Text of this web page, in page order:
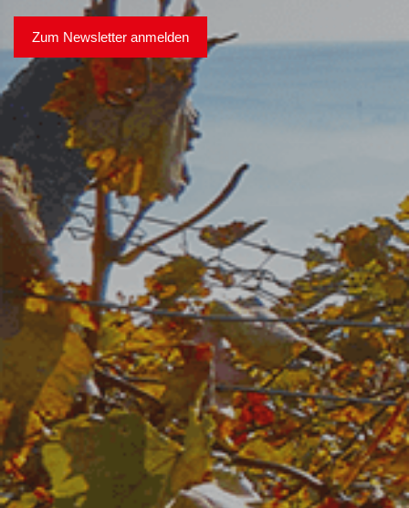
Zum Newsletter anmelden